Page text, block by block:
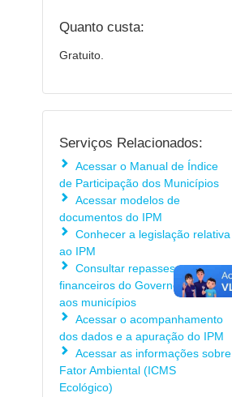
Quanto custa:
Gratuito.
Serviços Relacionados:
Acessar o Manual de Índice
de Participação dos Municípios
Acessar modelos de
documentos do IPM
Conhecer a legislação relativa
ao IPM
Consultar repasses
financeiros do Governo Estadual
aos municípios
Acessar o acompanhamento
dos dados e a apuração do IPM
Acessar as informações sobre
Fator Ambiental (ICMS
Ecológico)